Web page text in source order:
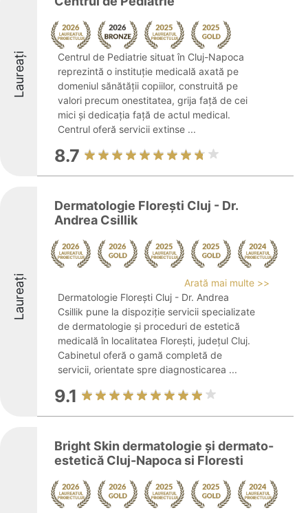
Laureați
Centrul de Pediatrie situat în Cluj-Napoca
reprezintă o instituție medicală axată pe
domeniul sănătății copiilor, construită pe
valori precum onestitatea, grija față de cei
mici și dedicația față de actul medical.
Centrul oferă servicii extinse ...
8.7
Laureați
Dermatologie Florești Cluj - Dr.
Andrea Csillik
Arată mai multe >>
Dermatologie Florești Cluj - Dr. Andrea
Csillik pune la dispoziție servicii specializate
de dermatologie și proceduri de estetică
medicală în localitatea Florești, județul Cluj.
Cabinetul oferă o gamă completă de
servicii, orientate spre diagnosticarea ...
9.1
Bright Skin dermatologie și dermato-
estetică Cluj-Napoca si Floresti